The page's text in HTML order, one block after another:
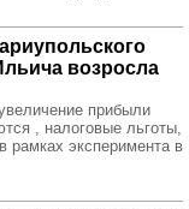
возросла
прибыли
, налоговые льготы,
рамках эксперимента в